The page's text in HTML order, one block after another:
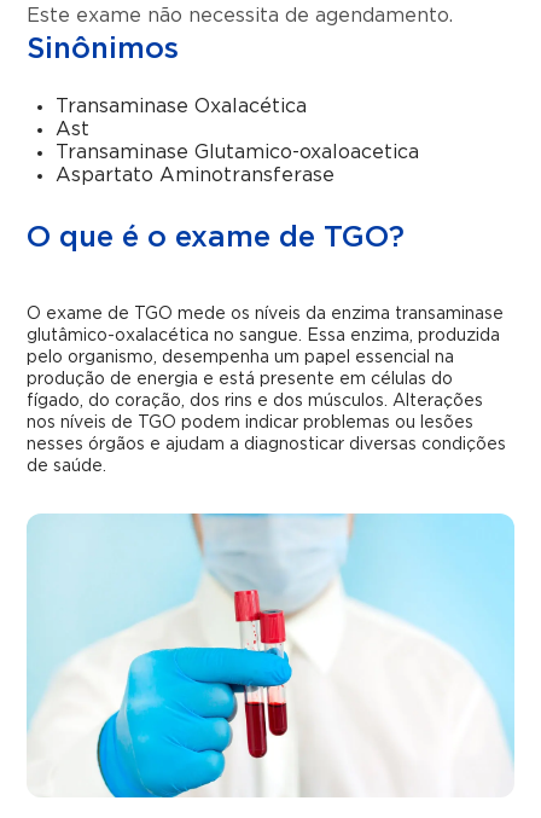
Este exame não necessita de agendamento.
Sinônimos
Transaminase Oxalacética
Ast
Transaminase Glutamico-oxaloacetica
Aspartato Aminotransferase
O que é o exame de TGO?
O exame de TGO mede os níveis da enzima transaminase
glutâmico-oxalacética no sangue. Essa enzima, produzida
pelo organismo, desempenha um papel essencial na
produção de energia e está presente em células do
fígado, do coração, dos rins e dos músculos. Alterações
nos níveis de TGO podem indicar problemas ou lesões
nesses órgãos e ajudam a diagnosticar diversas condições
de saúde.